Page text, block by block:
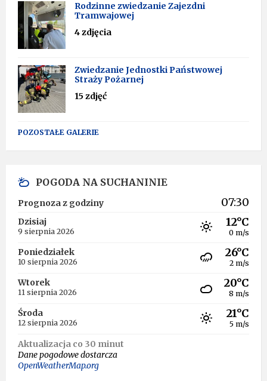
Rodzinne zwiedzanie Zajezdni
Tramwajowej
4 zdjęcia
Zwiedzanie Jednostki Państwowej
Straży Pożarnej
15 zdjęć
POZOSTAŁE GALERIE
POGODA NA SUCHANINIE
Prognoza z godziny 07:30
Dzisiaj
9 sierpnia 2026
12°C
0 m/s
Poniedziałek
10 sierpnia 2026
26°C
2 m/s
Wtorek
11 sierpnia 2026
20°C
8 m/s
Środa
12 sierpnia 2026
21°C
5 m/s
Aktualizacja co 30 minut
Dane pogodowe dostarcza
OpenWeatherMap.org